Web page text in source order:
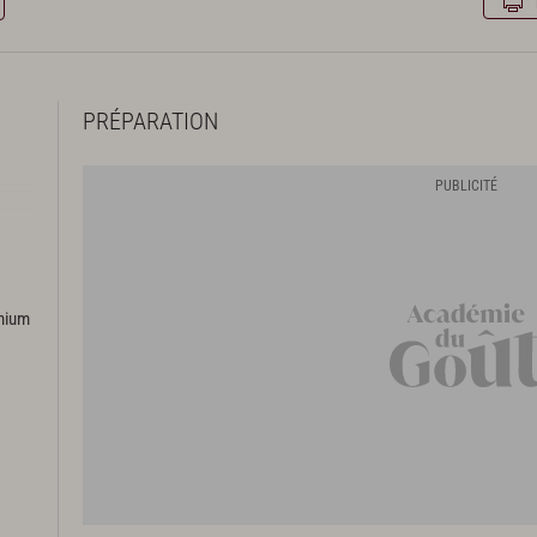
PRÉPARATION